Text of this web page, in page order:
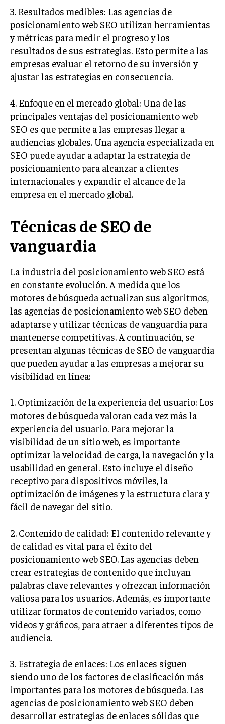
TECNOLOGIA
SOSTENIBILIDAD Y MEDIO AMBIENTE
GESTIÓN DE LA INNOVACIÓN TECNOLÓGICA
TRANSFORMACIÓN DIGITAL
ANALÍTICA EMPRESARIAL Y BUSINESS
CIBERSEGURIDAD EMPRESARIAL
ESTRATEGIA
EMPRESAS FAMILIARES Y SUCESIÓN
GESTIÓN DEL RIESGO EMPRESARIAL
NEGOCIACIÓN Y RESOLUCIÓN DE CONFLICTOS
DERECHO EMPRESARIAL Y REGULACIONES
ESTRATEGIAS DE NEGOCIOS
MARKETING B2B
MARKETING B2C
FRANQUICIAS
MARKETING DE INFLUENCERS
E-COMMERCE
E-COMMERCE Y COMERCIO ELECTRÓNICO
ESTRATEGIAS DE PRICING Y GESTIÓN DE
PRECIOS
GESTIÓN DE CRISIS EMPRESARIALES
EMPRESAS Y STARTUPS TECNOLÓGICAS
GESTIÓN DE LA EXPERIENCIA DEL CLIENTE
MÁS
PROYECTOS
GESTIÓN DE PROYECTOS
SUMINISTRO
LOGÍSTICA EMPRESARIAL
CALIDAD Y MEJORA CONTINUA
TALENTOS
RECURSOS HUMANOS Y GESTIÓN DEL
TALENTO
COMPENSACIÓN Y BENEFICIOS
DESARROLLO DE PERSONAL
GESTIÓN DEL DESEMPEÑO
CULTURA Y CLIMA ORGANIZACIONAL
3. Resultados medibles: Las agencias de
posicionamiento web SEO utilizan herramientas
y métricas para medir el progreso y los
resultados de sus estrategias. Esto permite a las
empresas evaluar el retorno de su inversión y
ajustar las estrategias en consecuencia.
4. Enfoque en el mercado global: Una de las
principales ventajas del posicionamiento web
SEO es que permite a las empresas llegar a
audiencias globales. Una agencia especializada en
SEO puede ayudar a adaptar la estrategia de
posicionamiento para alcanzar a clientes
internacionales y expandir el alcance de la
empresa en el mercado global.
Técnicas de SEO de
vanguardia
La industria del posicionamiento web SEO está
en constante evolución. A medida que los
motores de búsqueda actualizan sus algoritmos,
las agencias de posicionamiento web SEO deben
adaptarse y utilizar técnicas de vanguardia para
mantenerse competitivas. A continuación, se
presentan algunas técnicas de SEO de vanguardia
que pueden ayudar a las empresas a mejorar su
visibilidad en línea:
1. Optimización de la experiencia del usuario: Los
motores de búsqueda valoran cada vez más la
experiencia del usuario. Para mejorar la
visibilidad de un sitio web, es importante
optimizar la velocidad de carga, la navegación y la
usabilidad en general. Esto incluye el diseño
receptivo para dispositivos móviles, la
optimización de imágenes y la estructura clara y
fácil de navegar del sitio.
2. Contenido de calidad: El contenido relevante y
de calidad es vital para el éxito del
posicionamiento web SEO. Las agencias deben
crear estrategias de contenido que incluyan
palabras clave relevantes y ofrezcan información
valiosa para los usuarios. Además, es importante
utilizar formatos de contenido variados, como
videos y gráficos, para atraer a diferentes tipos de
audiencia.
3. Estrategia de enlaces: Los enlaces siguen
siendo uno de los factores de clasificación más
importantes para los motores de búsqueda. Las
agencias de posicionamiento web SEO deben
desarrollar estrategias de enlaces sólidas que